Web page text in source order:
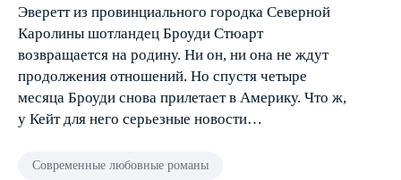
Эверетт из провинциального городка Северной
Каролины шотландец Броуди Стюарт
возвращается на родину. Ни он, ни она не ждут
продолжения отношений. Но спустя четыре
месяца Броуди снова прилетает в Америку. Что ж,
у Кейт для него серьезные новости…
Современные любовные романы